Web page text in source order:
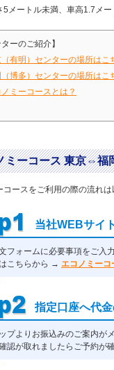
5メートル未満、車高1.7メ
ターのご紹介】
有明）センターの場所はこ
博多）センターの場所はこ
ミーコースとは？
ミーコース 東京⇔福
コースをご利用の際の流れは
当社WEBサイ
フォームに必要事項をご入
こちらから → エコノミーコ
指定口座へ代
プよりお振込みのご案内が
認が取れましたらご予約が